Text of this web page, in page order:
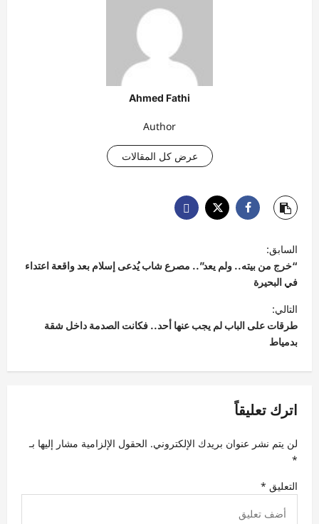
Ahmed Fathi
Author
عرض كل المقالات
ت
ص
فّ
ح
ا
ل
م
ا
ل
ا
ت
السابق:
“خرج من بيته.. ولم يعد”.. مصرع شاب يُدعى إسلام بعد واقعة اعتداء
في البحيرة
التالي:
طرقات على الباب لم يجب عنها أحد.. فكانت الصدمة داخل شقة
بدمياط
اترك تعليقاً
لن يتم نشر عنوان بريدك الإلكتروني. الحقول الإلزامية مشار إليها بـ
*
التعليق *